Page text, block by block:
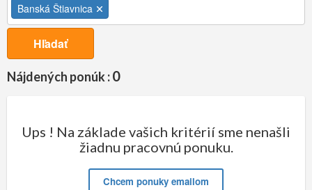
Banská Štiavnica
Hľadať
Nájdených ponúk :0
Ups ! Na základe vašich kritérií sme nenašli
žiadnu pracovnú ponuku.
Chcem ponuky emailom